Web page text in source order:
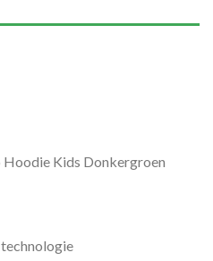
Kids Donkergroen